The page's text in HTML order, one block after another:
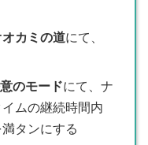
オカミの道にて、
のモードにて、ナ
ムの継続時間内
タンにする